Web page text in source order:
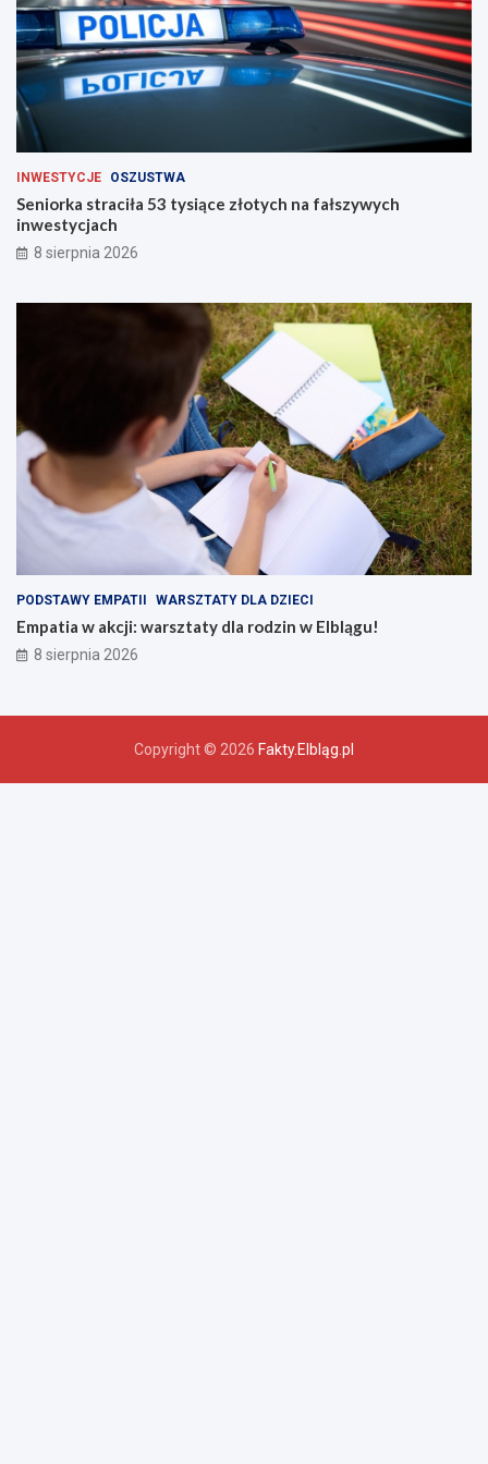
INWESTYCJE OSZUSTWA
Seniorka straciła 53 tysiące złotych na fałszywych
inwestycjach
8 sierpnia 2026
PODSTAWY EMPATII WARSZTATY DLA DZIECI
Empatia w akcji: warsztaty dla rodzin w Elblągu!
8 sierpnia 2026
Copyright © 2026 Fakty.Elbląg.pl